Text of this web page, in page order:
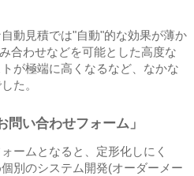
動見積では"自動"的な効果が薄か
合わせなどを可能とした高度な
が極端に高くなるなど、なかな
た。
い合わせフォーム」
ームとなると、定形化しにく
別のシステム開発(オーダーメー